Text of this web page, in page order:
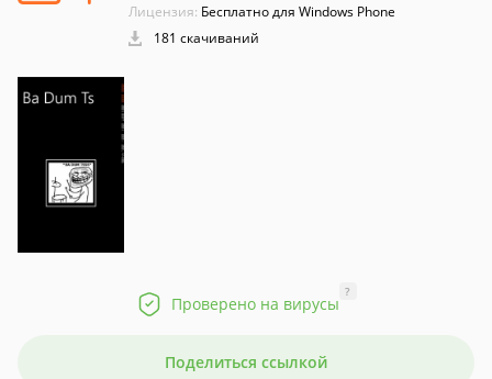
Лицензия: Бесплатно для Windows Phone
181 скачиваний
Проверено на вирусы
?
Поделиться ссылкой